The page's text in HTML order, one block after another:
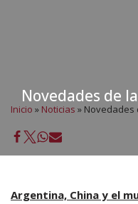
Novedades de
Inicio » Noticias » Novedades
Argentina, China y el